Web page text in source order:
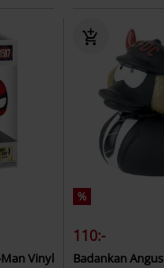
Vinyl
%
110:-
Badankan Angus